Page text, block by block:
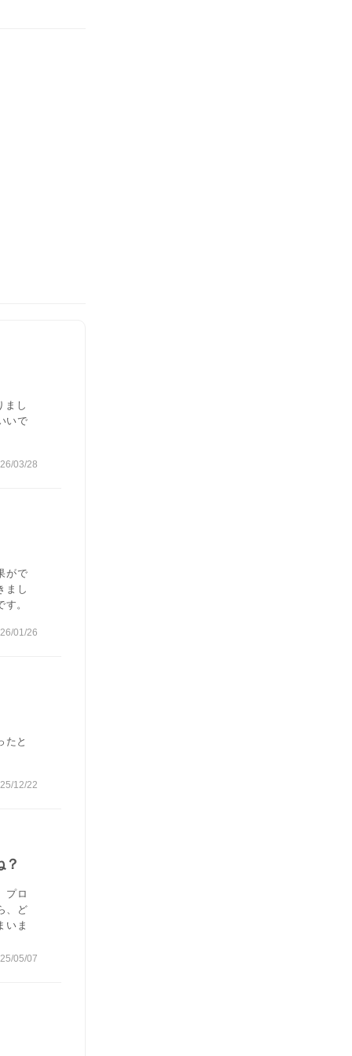
まし
いで
03/28
がで
まし
。
01/26
たと
12/22
プロ
、ど
いま
05/07